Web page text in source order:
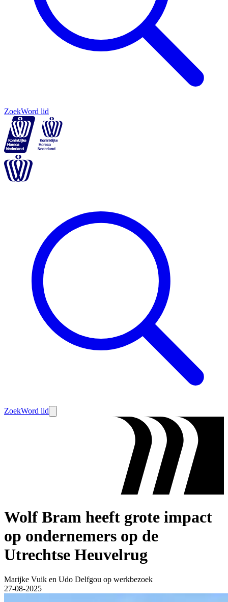
ZoekWord lid
ZoekWord lid
Wolf Bram heeft grote impact
op ondernemers op de
Utrechtse Heuvelrug
Marijke Vuik en Udo Delfgou op werkbezoek
27-08-2025